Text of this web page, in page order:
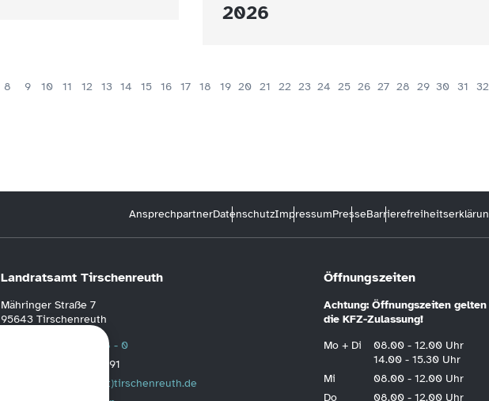
2026
8 9 10 11 12 13 14 15 16 17 18 19 20 21 22 23 24 25 26 27 28 29 30 31 32
AnsprechpartnerDatenschutzImpressumPresse
Landratsamt Tirschenreuth
Mähringer Straße 7
95643 Tirschenreuth
0 96 31 / 88 - 0
0 96 31 / 2391
poststelle(at)tirschenreuth.de
Öffnungszeiten
Achtung: Öffnungszeiten
die KFZ-Zulassung!
Mo + Di
08.00 - 12.00 Uhr
14.00 - 15.30 Uhr
Mi
08.00 - 12.00 Uhr
Do
08.00 - 12.00 Uhr